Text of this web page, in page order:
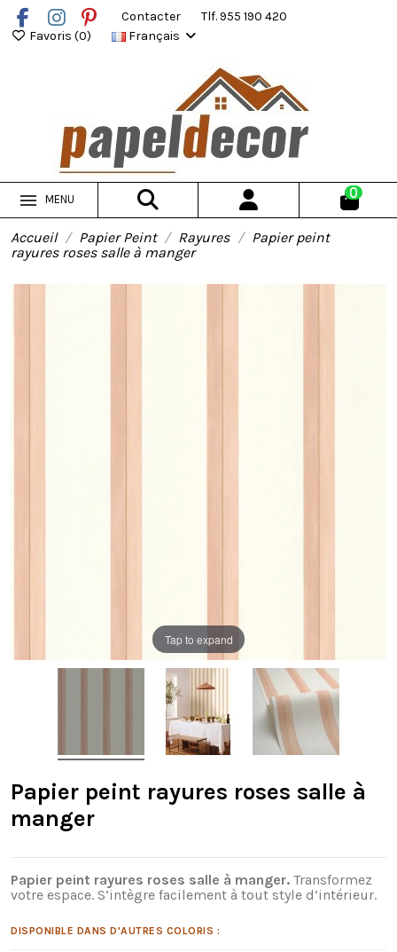
Contacter
Tlf. 955 190 420
Favoris (0) Français
MENU 0
Accueil Papier Peint Rayures
Papier peint
rayures roses salle à manger
Tap to expand
Papier peint rayures roses salle à
manger
Papier peint rayures roses salle à manger. Transformez
votre espace. S’intègre facilement à tout style d’intérieur.
DISPONIBLE DANS D'AUTRES COLORIS :